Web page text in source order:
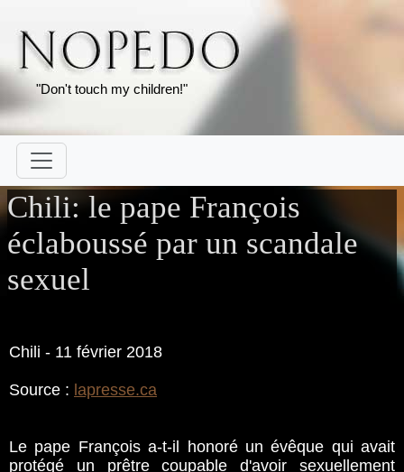
"Don't touch my children!"
Chili: le pape François
éclaboussé par un scandale
sexuel
Chili - 11 février 2018
Source : lapresse.ca
Le pape François a-t-il honoré un évêque qui avait
protégé un prêtre coupable d'avoir sexuellement